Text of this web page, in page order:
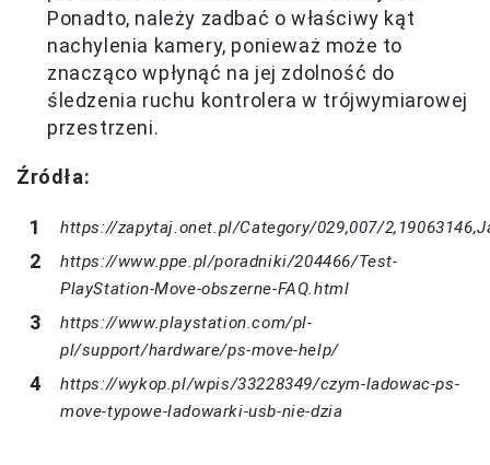
Ponadto, należy zadbać o właściwy kąt
nachylenia kamery, ponieważ może to
znacząco wpłynąć na jej zdolność do
śledzenia ruchu kontrolera w trójwymiarowej
przestrzeni.
Źródła:
https://zapytaj.onet.pl/Category/029,007/
https://www.ppe.pl/poradniki/204466/Test-
PlayStation-Move-obszerne-FAQ.html
https://www.playstation.com/pl-
pl/support/hardware/ps-move-help/
https://wykop.pl/wpis/33228349/czym-ladowac-ps-
move-typowe-ladowarki-usb-nie-dzia